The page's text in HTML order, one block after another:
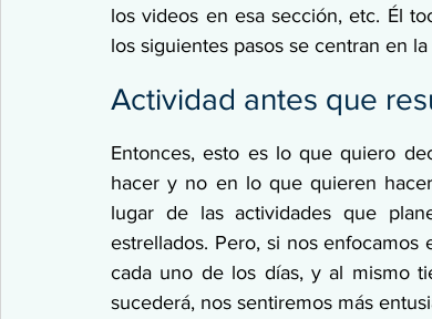
los videos en esa sección, etc. Él
los siguientes pasos se centran en
Actividad antes que
Entonces, esto es lo que quiero
hacer y no en lo que quieren
lugar de las actividades que
estrellados. Pero, si nos enfocamos
cada uno de los días, y al mismo
sucederá, nos sentiremos más